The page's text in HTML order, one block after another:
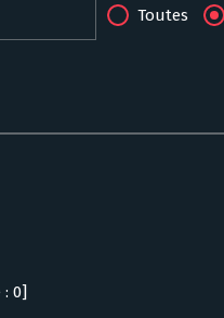
Toutes
: 0]